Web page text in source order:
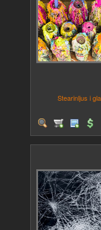
Stearinljus i